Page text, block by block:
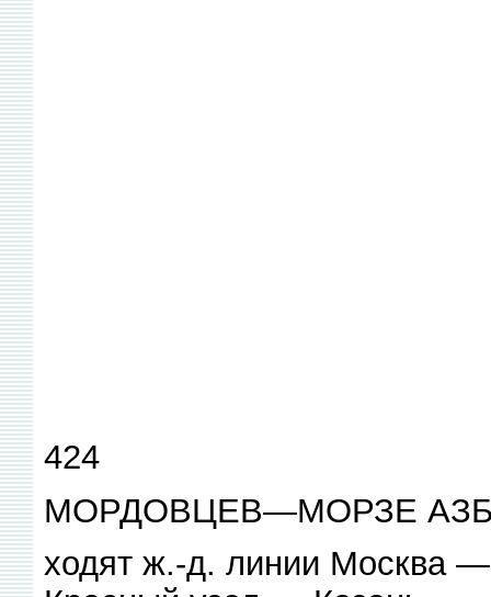
424
МОРДОВЦЕВ—МОРЗЕ
ходят ж.-д. линии Москва